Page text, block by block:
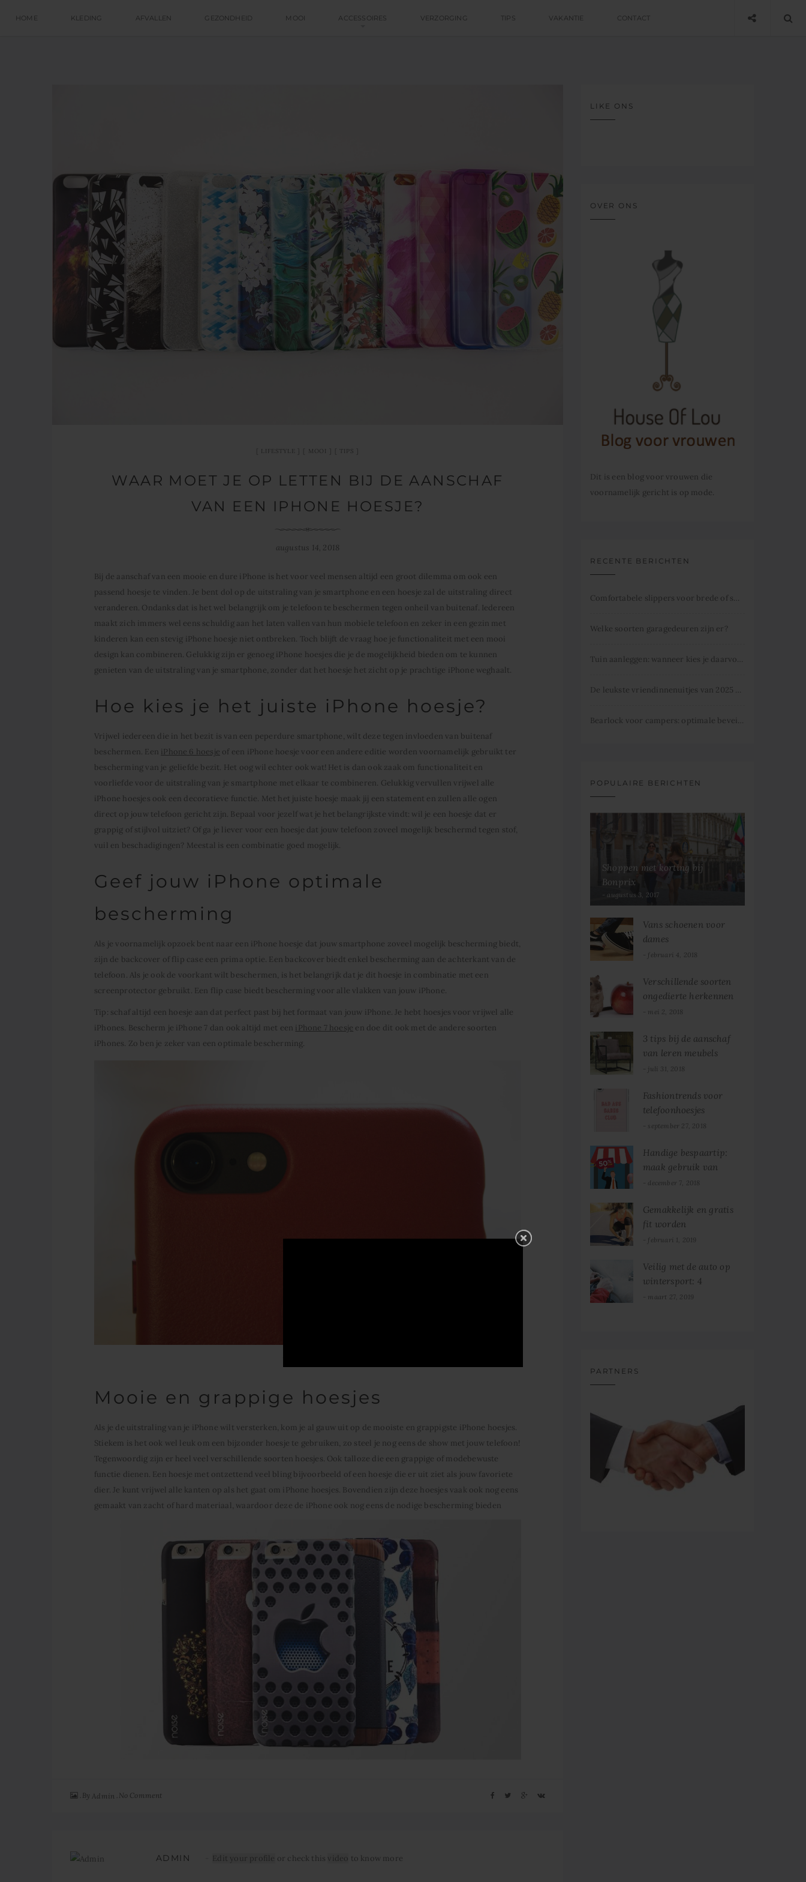
HOME KLEDING AFVALLEN GEZONDHEID MOOI ACCESSOIRES VERZORGING TIPS VAKANTIE CONTACT
LIFESTYLE MOOI TIPS
WAAR MOET JE OP LETTEN BIJ DE AANSCHAF
VAN EEN IPHONE HOESJE?
augustus 14, 2018
Bij de aanschaf van een mooie en dure iPhone is het voor veel mensen altijd een groot dilemma om ook een
passend hoesje te vinden. Je bent dol op de uitstraling van je smartphone en een hoesje zal de uitstraling direct
veranderen. Ondanks dat is het wel belangrijk om je telefoon te beschermen tegen onheil van buitenaf. Iedereen
maakt zich immers wel eens schuldig aan het laten vallen van hun mobiele telefoon en zeker in een gezin met
kinderen kan een stevig iPhone hoesje niet ontbreken. Toch blijft de vraag hoe je functionaliteit met een mooi
design kan combineren. Gelukkig zijn er genoeg iPhone hoesjes die je de mogelijkheid bieden om te kunnen
genieten van de uitstraling van je smartphone, zonder dat het hoesje het zicht op je prachtige iPhone weghaalt.
Hoe kies je het juiste iPhone hoesje?
Vrijwel iedereen die in het bezit is van een peperdure smartphone, wilt deze tegen invloeden van buitenaf
beschermen. Een iPhone 6 hoesje of een iPhone hoesje voor een andere editie worden voornamelijk gebruikt ter
bescherming van je geliefde bezit. Het oog wil echter ook wat! Het is dan ook zaak om functionaliteit en
voorliefde voor de uitstraling van je smartphone met elkaar te combineren. Gelukkig vervullen vrijwel alle
iPhone hoesjes ook een decoratieve functie. Met het juiste hoesje maak jij een statement en zullen alle ogen
direct op jouw telefoon gericht zijn. Bepaal voor jezelf wat je het belangrijkste vindt: wil je een hoesje dat er
grappig of stijlvol uitziet? Of ga je liever voor een hoesje dat jouw telefoon zoveel mogelijk beschermd tegen stof,
vuil en beschadigingen? Meestal is een combinatie goed mogelijk.
Geef jouw iPhone optimale
bescherming
Als je voornamelijk opzoek bent naar een iPhone hoesje dat jouw smartphone zoveel mogelijk bescherming biedt,
zijn de backcover of flip case een prima optie. Een backcover biedt enkel bescherming aan de achterkant van de
telefoon. Als je ook de voorkant wilt beschermen, is het belangrijk dat je dit hoesje in combinatie met een
screenprotector gebruikt. Een flip case biedt bescherming voor alle vlakken van jouw iPhone.
Tip: schaf altijd een hoesje aan dat perfect past bij het formaat van jouw iPhone. Je hebt hoesjes voor vrijwel alle
iPhones. Bescherm je iPhone 7 dan ook altijd met een iPhone 7 hoesje en doe dit ook met de andere soorten
iPhones. Zo ben je zeker van een optimale bescherming.
Mooie en grappige hoesjes
Als je de uitstraling van je iPhone wilt versterken, kom je al gauw uit op de mooiste en grappigste iPhone hoesjes.
Stiekem is het ook wel leuk om een bijzonder hoesje te gebruiken, zo steel je nog eens de show met jouw telefoon!
Tegenwoordig zijn er heel veel verschillende soorten hoesjes. Ook talloze die een grappige of modebewuste
functie dienen. Een hoesje met ontzettend veel bling bijvoorbeeld of een hoesje die er uit ziet als jouw favoriete
dier. Je kunt vrijwel alle kanten op als het gaat om iPhone hoesjes. Bovendien zijn deze hoesjes vaak ook nog eens
gemaakt van zacht of hard materiaal, waardoor deze de iPhone ook nog eens de nodige bescherming bieden
By Admin No Comment
ADMIN Edit your profile or check this video to know more
LIKE ONS
OVER ONS
Dit is een blog voor vrouwen die
voornamelijk gericht is op mode.
RECENTE BERICHTEN
Comfortabele slippers voor brede of smalle voeten
Welke soorten garagedeuren zijn er?
Tuin aanleggen: wanneer kies je daarvoor
De leukste vriendinnenuitjes van 2025 dit mag je niet missen.
Bearlock voor campers: optimale beveiliging
POPULAIRE BERICHTEN
Shoppen met korting bij
Bonprix
augustus 3, 2017
Vans schoenen voor
dames
februari 4, 2018
Verschillende soorten
ongedierte herkennen
en bestrijden
mei 2, 2018
3 tips bij de aanschaf
van leren meubels
juli 31, 2018
Fashiontrends voor
telefoonhoesjes
september 27, 2018
Handige bespaartip:
maak gebruik van
folders
december 7, 2018
Gemakkelijk en gratis
fit worden
februari 1, 2019
Veilig met de auto op
wintersport: 4
praktische tips!
maart 27, 2019
PARTNERS